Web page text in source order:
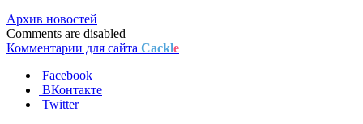
Архив новостей
Comments are disabled
Комментарии для сайта Cackle
Facebook
ВКонтакте
Twitter